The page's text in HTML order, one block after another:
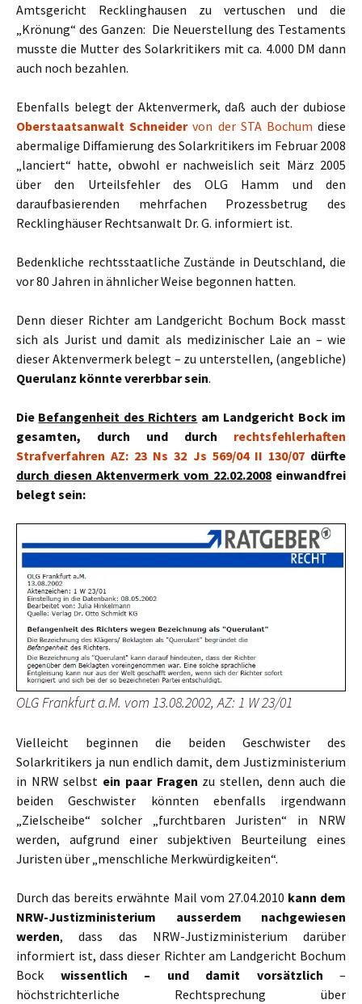
Amtsgericht Recklinghausen zu vertuschen und die
„Krönung“ des Ganzen: Die Neuerstellung des Testaments
musste die Mutter des Solarkritikers mit ca. 4.000 DM dann
auch noch bezahlen.
Ebenfalls belegt der Aktenvermerk, daß auch der dubiose
Oberstaatsanwalt Schneidervon der STA Bochum diese
abermalige Diffamierung des Solarkritikers im Februar 2008
„lanciert“ hatte, obwohl er nachweislich seit März 2005
über den Urteilsfehler des OLG Hamm und den
daraufbasierenden mehrfachen Prozessbetrug des
Recklinghäuser Rechtsanwalt Dr. G. informiert ist.
Bedenkliche rechtsstaatliche Zustände in Deutschland, die
vor 80 Jahren in ähnlicher Weise begonnen hatten.
Denn dieser Richter am Landgericht Bochum Bock masst
sich als Jurist und damit als medizinischer Laie an – wie
dieser Aktenvermerk belegt – zu unterstellen, (angebliche)
Querulanz könnte vererbbar sein.
Die Befangenheit des Richters am Landgericht Bock im
gesamten, durch und durch rechtsfehlerhaften
Strafverfahren AZ: 23 Ns 32 Js 569/04 II 130/07 dürfte
durch diesen Aktenvermerk vom 22.02.2008 einwandfrei
belegt sein:
OLG Frankfurt a.M. vom 13.08.2002, AZ: 1 W 23/01
Vielleicht beginnen die beiden Geschwister des
Solarkritikers ja nun endlich damit, dem Justizministerium
in NRW selbst ein paar Fragen zu stellen, denn auch die
beiden Geschwister könnten ebenfalls irgendwann
„Zielscheibe“ solcher „furchtbaren Juristen“ in NRW
werden, aufgrund einer subjektiven Beurteilung eines
Juristen über „menschliche Merkwürdigkeiten“.
Durch das bereits erwähnte Mail vom 27.04.2010 kann dem
NRW-Justizministerium ausserdem nachgewiesen
werden, dass das NRW-Justizministerium darüber
informiert ist, dass dieser Richter am Landgericht Bochum
Bock wissentlich – und damit vorsätzlich –
höchstrichterliche Rechtsprechung über